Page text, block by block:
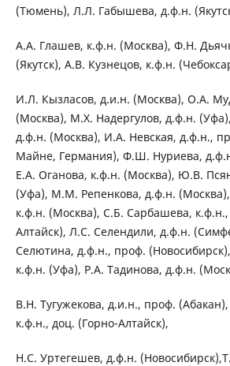
(Тюмень), Л.Л. Габышева, д.ф.н.
А.А. Глашев, к.ф.н. (Москва), Ф.Н.
(Якутск), А.В. Кузнецов, к.ф.н.
И.Л. Кызласов, д.и.н. (Москва), О.А.
(Москва), М.Х. Надергулов, д.ф.н.
д.ф.н. (Москва), И.А. Невская, д.ф.н.,
Майне, Германия), Ф.Ш. Нуриева,
Е.А. Оганова, к.ф.н. (Москва), Ю.В.
(Уфа), М.М. Репенкова, д.ф.н.
к.ф.н. (Москва), С.Б. Сарбашева,
Алтайск), Л.С. Селендили, д.ф.н.
Селютина, д.ф.н., проф.
к.ф.н. (Уфа), Р.А. Тадинова, д.ф.н.
В.Н. Тугужекова, д.и.н., проф.
к.ф.н., доц. (Горно-Алтайск),
Н.С. Уртегешев, д.ф.н.